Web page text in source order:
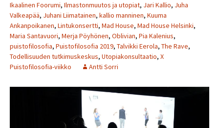
Ikaalinen Foorumi, Ilmastonmuutos ja utopiat, Jari Kallio, Juha
Valkeapää, Juhani Liimatainen, kallio manninen, Kuuma
Ankanpoikanen, Lintukonsertti, Mad House, Mad House Helsinki,
Maria Santavuori, Merja Pöyhönen, Oblivian, Pia Kalenius,
puistofilosofia, Puistofilosofia 2019, Talvikki Eerola, The Rave,
Todellisuuden tutkimuskeskus, Utopiakonsultaatio, X
Puistofilosofia-viikko
Antti Sorri